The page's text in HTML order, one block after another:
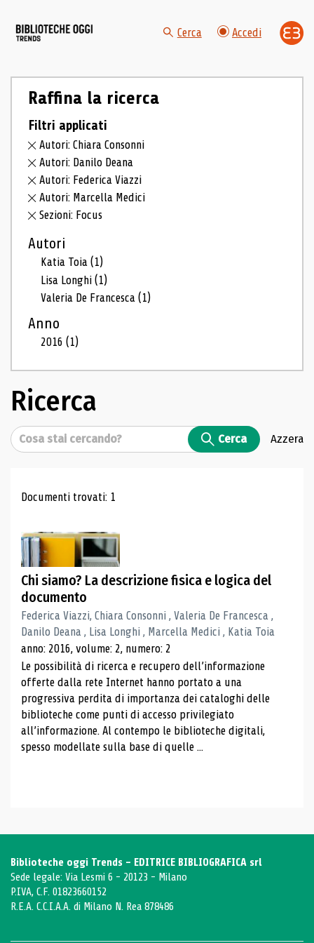
Cerca Accedi
Raffina la ricerca
Filtri applicati
Autori: Chiara Consonni
Autori: Danilo Deana
Autori: Federica Viazzi
Autori: Marcella Medici
Sezioni: Focus
Autori
Katia Toia(1)
Lisa Longhi(1)
Valeria De Francesca(1)
Anno
2016(1)
Ricerca
Cerca Cerca Azzera
Risultati di ricerca
Documenti trovati: 1
Chi siamo? La descrizione fisica e logica del
documento
Federica Viazzi, Chiara Consonni , Valeria De Francesca ,
Danilo Deana , Lisa Longhi , Marcella Medici , Katia Toia
anno: 2016, volume: 2, numero: 2
Le possibilità di ricerca e recupero dell’informazione
offerte dalla rete Internet hanno portato a una
progressiva perdita di importanza dei cataloghi delle
biblioteche come punti di accesso privilegiato
all’informazione. Al contempo le biblioteche digitali,
spesso modellate sulla base di quelle ...
Biblioteche oggi Trends - EDITRICE BIBLIOGRAFICA srl
Sede legale: Via Lesmi 6 - 20123 - Milano
P.IVA, C.F. 01823660152
R.E.A. C.C.I.A.A. di Milano N. Rea 878486